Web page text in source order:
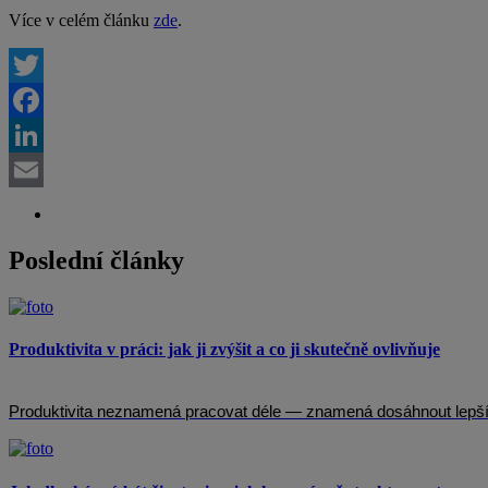
Více v celém článku zde.
Twitter
Facebook
LinkedIn
Poslední články
Produktivita v práci: jak ji zvýšit a co ji skutečně ovlivňuje
Produktivita neznamená pracovat déle — znamená dosáhnout